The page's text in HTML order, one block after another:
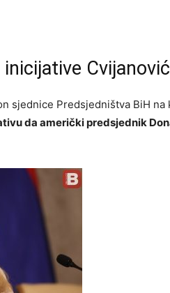
Cvijanović
sjednice Predsjedništva BiH na
da američki predsjednik